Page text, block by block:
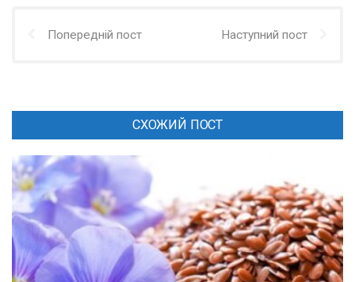
Попередній пост Наступний пост
СХОЖИЙ ПОСТ